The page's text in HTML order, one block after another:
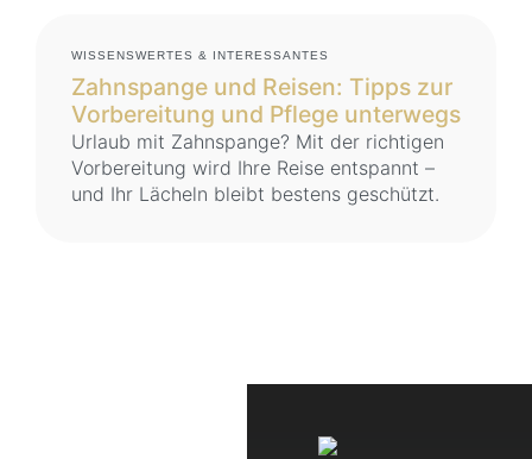
WISSENSWERTES & INTERESSANTES
Zahnspange und Reisen: Tipps zur
Vorbereitung und Pflege unterwegs
Urlaub mit Zahnspange? Mit der richtigen
Vorbereitung wird Ihre Reise entspannt –
und Ihr Lächeln bleibt bestens geschützt.